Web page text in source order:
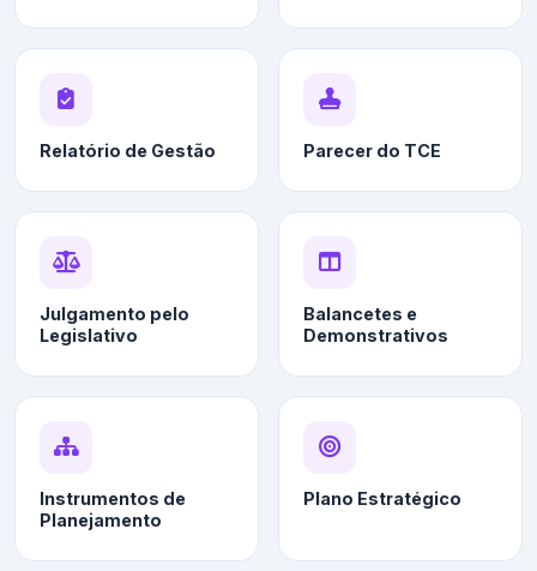
Relatório de Gestão Parecer do TCE
Julgamento pelo
Legislativo
Balancetes e
Demonstrativos
Instrumentos de
Planejamento
Plano Estratégico